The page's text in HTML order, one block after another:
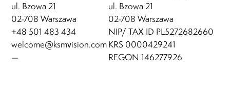
ul. Bzowa 21
02-708 Warszawa
+48 501 483 434
welcome@ksmvision.com
—
ul. Bzowa 21
02-708 Warszawa
NIP/ TAX ID PL5272682660
KRS 0000429241
REGON 146277926